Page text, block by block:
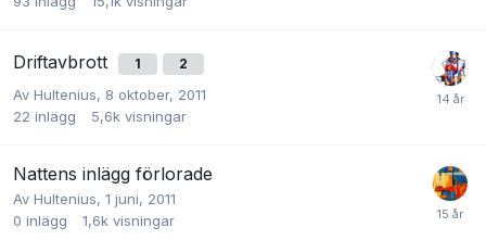
Driftavbrott 1 2
Av Hultenius, 8 oktober, 2011
22 inlägg 5,6k visningar
Nattens inlägg förlorade
Av Hultenius, 1 juni, 2011
0 inlägg 1,6k visningar